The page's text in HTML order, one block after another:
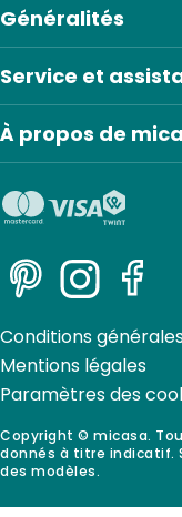
Généralités
Service et
À propos de
PinterestInstagram
Copyright © micasa.
donnés à titre indicatif.
des modèles.
Conditions
Mentions légales
Paramètres des